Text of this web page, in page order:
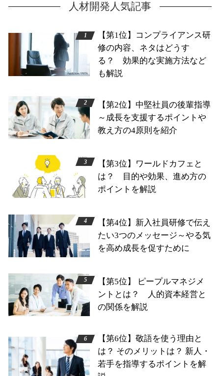
人材開発人気記事
【第1位】コンプライアンス研
修の内容、ネタはどうす
る？ 効果的な実施方法など
も解説
【第2位】中堅社員の後輩指導
～成長を支援するポイントや
教え方の4原則を紹介
【第3位】ワールドカフェと
は？ 目的や効果、進め方の
ポイントを解説
【第4位】新入社員研修で伝え
たい3つのメッセージ～やる気
を高め成長を促すために
【第5位】 ピープルマネジメ
ントとは？ 人的資本経営と
の関係を解説
【第6位】敬語を使う理由と
は？ そのメリットは？ 新人・
若手を指導するポイントを解